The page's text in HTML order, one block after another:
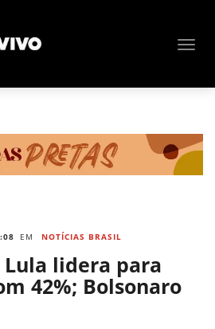
EM NOTÍCIAS BRASIL
lidera para
42%; Bolsonaro